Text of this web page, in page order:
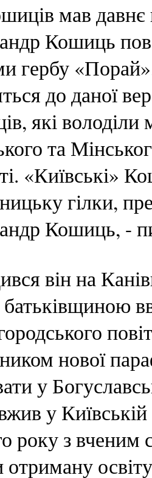
мав давнє
Кошиць
гербу
до даної
які володіли
та
«Київські»
гілки,
Кошиць, -
він на
нової
у
у Київській
року з вченим